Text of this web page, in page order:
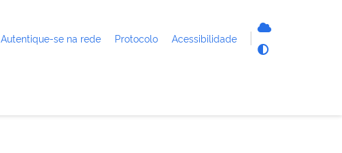
Autentique-se na rede Protocolo Acessibilidade